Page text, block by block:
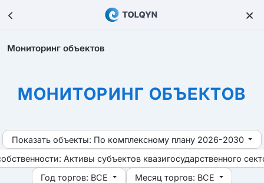
Мониторинг объектов
МОНИТОРИНГ ОБЪЕКТОВ
Показать объекты: По комплексному плану 2026-2030
Активы субъектов квазигосударственного
Год торгов: ВСЕ Месяц торгов: ВСЕ